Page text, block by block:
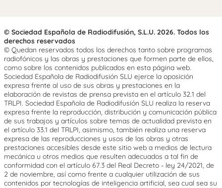
© Sociedad Española de Radiodifusión, S.L.U. 2026. Todos los
derechos reservados
© Quedan reservados todos los derechos tanto sobre programas
radiofónicos y las obras y prestaciones que formen parte de ellos,
como sobre los contenidos publicados en esta página web.
Sociedad Española de Radiodifusión SLU ejerce la oposición
expresa frente al uso de sus obras y prestaciones en la
elaboración de revistas de prensa prevista en el artículo 32.1 del
TRLPI. Sociedad Española de Radiodifusión SLU realiza la reserva
expresa frente la reproducción, distribución y comunicación pública
de sus trabajos y artículos sobre temas de actualidad prevista en
el artículo 33.1 del TRLPI, asimismo, también realiza una reserva
expresa de las reproducciones y usos de las obras y otras
prestaciones accesibles desde este sitio web a medios de lectura
mecánica u otros medios que resulten adecuados a tal fin de
conformidad con el artículo 67.3 del Real Decreto - ley 24/2021, de
2 de noviembre, así como frente a cualquier utilización de sus
contenidos por tecnologías de inteligencia artificial, sea cual sea su